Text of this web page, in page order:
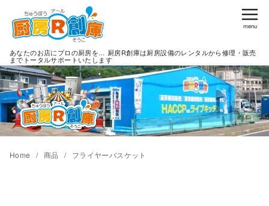
ツ
へ
移
動
あなたのお店にプロの厨房を… 厨房R創庫は厨房設備のレンタルから修理・販売
までトータルサポートいたします
Home 商品 フライヤーバスケット